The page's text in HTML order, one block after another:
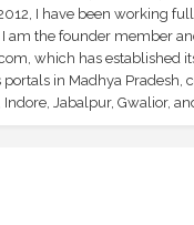
I have been working
am the founder member
which has established
portals in Madhya Pradesh,
Jabalpur, Gwalior,